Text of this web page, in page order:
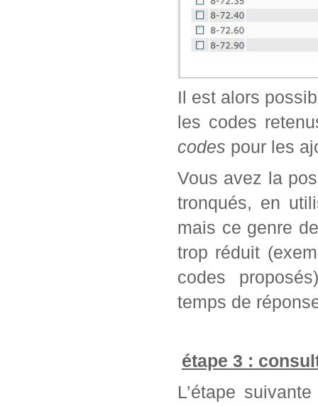
Il est alors
les codes
codes pour les
Vous avez la
tronqués, en
mais ce genre
trop réduit
codes
temps de
étape 3 :
L’étape